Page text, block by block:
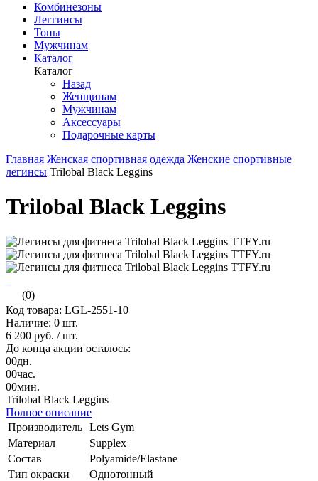
Комбинезоны
Леггинсы
Топы
Мужчинам
Каталог
Каталог
Назад
Женщинам
Мужчинам
Аксессуары
Подарочные карты
Главная Женская спортивная одежда Женские спортивные
легинсы Trilobal Black Leggins
Trilobal Black Leggins
(0)
Код товара: LGL-2551-10
Наличие: 0 шт.
6 200 руб. / шт.
До конца акции осталось:
00дн.
00час.
00мин.
Trilobal Black Leggins
Полное описание
Производитель Lets Gym
Материал
Supplex
Состав
Polyamide/Elastane
Тип окраски
Однотонный